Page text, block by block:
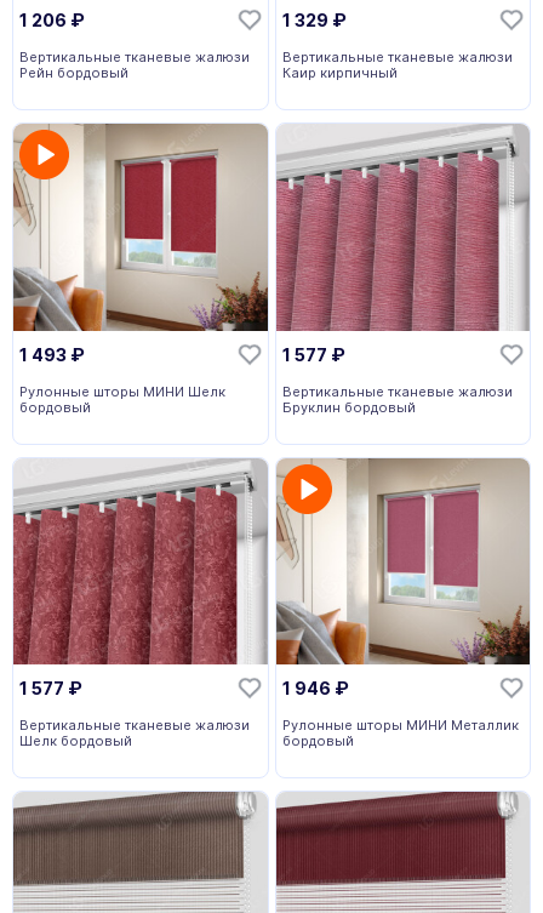
1 206 ₽
Вертикальные тканевые жалюзи
Рейн бордовый
1 329 ₽
Вертикальные тканевые жалюзи
Каир кирпичный
1 493 ₽
Рулонные шторы МИНИ Шелк
бордовый
1 577 ₽
Вертикальные тканевые жалюзи
Бруклин бордовый
1 577 ₽
Вертикальные тканевые жалюзи
Шелк бордовый
1 946 ₽
Рулонные шторы МИНИ Металлик
бордовый